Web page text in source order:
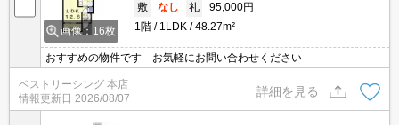
画像：16枚
敷
なし 礼
95,000円
1階
1LDK 48.27m²
おすすめの物件です お気軽にお問い合わせください
ベストリーシング 本店
情報更新日 2026/08/07
詳細を見る